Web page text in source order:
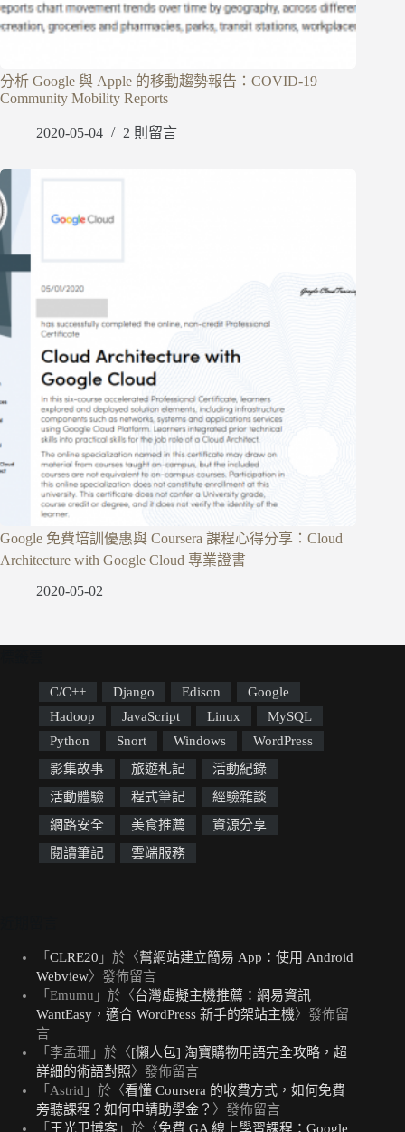
分析 Google 與 Apple 的移動趨勢報告：COVID-19
Community Mobility Reports
2020-05-04 2 則留言
Google 免費培訓優惠與 Coursera 課程心得分享：Cloud
Architecture with Google Cloud 專業證書
2020-05-02
C/C++ Django Edison
Google
Hadoop
JavaScript Linux
MySQL
Python
Snort Windows
WordPress
影集故事
旅遊札記
活動紀錄
活動體驗
程式筆記
經驗雜談
網路安全
美食推薦
資源分享
閱讀筆記
雲端服務
「 CLRE20 」於〈幫網站建立簡易 App：使用 Android
Webview〉發佈留言
「 Emumu 」於〈台灣虛擬主機推薦：網易資訊
WantEasy，適合 WordPress 新手的架站主機〉發佈留
言
「 李孟珊 」於〈[懶人包] 淘寶購物用語完全攻略，超
詳細的術語對照〉發佈留言
「 Astrid 」於〈看懂 Coursera 的收費方式，如何免費
旁聽課程？如何申請助學金？ 〉發佈留言
「 王光卫博客 」於〈免費 GA 線上學習課程：Google